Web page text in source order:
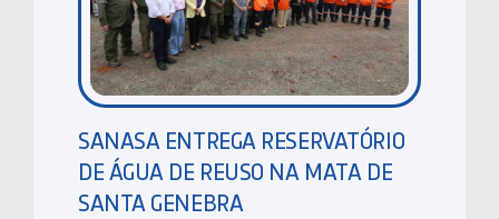
SANASA ENTREGA RESERVATÓRIO
DE ÁGUA DE REUSO NA MATA DE
SANTA GENEBRA